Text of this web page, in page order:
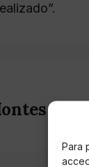
Para